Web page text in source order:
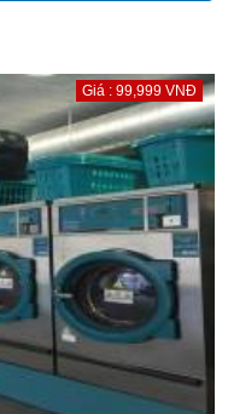
Giá : 99,999 VNĐ